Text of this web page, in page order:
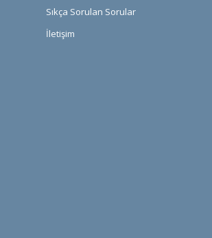
Sıkça Sorulan Sorular
İletişim